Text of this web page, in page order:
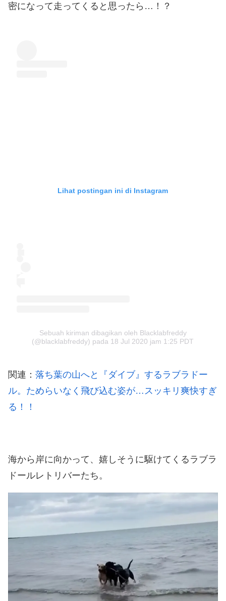
密になって走ってくると思ったら…！？
Lihat postingan ini di Instagram
Sebuah kiriman dibagikan oleh Blacklabfreddy
(@blacklabfreddy) pada 18 Jul 2020 jam 1:25 PDT
関連： 落ち葉の山へと『ダイブ』するラブラドー
ル。ためらいなく飛び込む姿が…スッキリ爽快すぎ
る！！
海から岸に向かって、嬉しそうに駆けてくるラブラ
ドールレトリバーたち。